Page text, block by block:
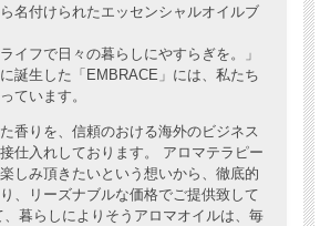
名付けられたエッセンシャルオイルブ
イフで日々の暮らしにやすらぎを。」
誕生した「EMBRACE」には、私たち
ています。
香りを、信頼のおける海外のビジネス
仕入れしております。 アロマテラピー
しみ頂きたいという想いから、徹底的
、リーズナブルな価格でご提供致して
暮らしによりそうアロマオイルは、毎